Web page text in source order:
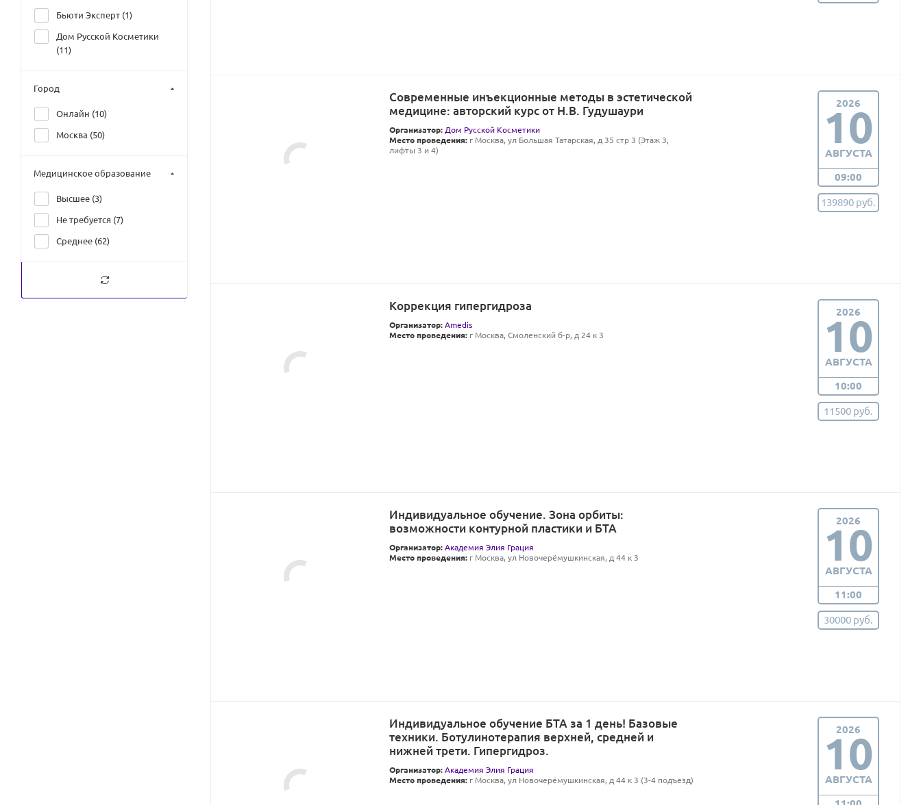
Современные инъекционные методы в эстетической
медицине: авторский курс от Н.В. Гудушаури
Организатор: Дом Русской Косметики
Место проведения: г Москва, ул Большая Татарская, д 35 стр 3 (Этаж 3,
лифты 3 и 4)
2026
10
АВГУСТА
09:00
139890 руб.
Коррекция гипергидроза
Организатор: Amedis
Место проведения: г Москва, Смоленский б-р, д 24 к 3
2026
10
АВГУСТА
10:00
11500 руб.
Индивидуальное обучение. Зона орбиты:
возможности контурной пластики и БТА
Организатор: Академия Элия Грация
Место проведения: г Москва, ул Новочерёмушкинская, д 44 к 3
2026
10
АВГУСТА
11:00
30000 руб.
Индивидуальное обучение БТА за 1 день! Базовые
техники. Ботулинотерапия верхней, средней и
нижней трети. Гипергидроз.
Организатор: Академия Элия Грация
Место проведения: г Москва, ул Новочерёмушкинская, д 44 к 3 (3-4 подъезд)
2026
10
АВГУСТА
Бьюти Эксперт (1)
Дом Русской Косметики
(11)
Город
Онлайн (10)
Москва (50)
Медицинское образование
Высшее (3)
Не требуется (7)
Среднее (62)